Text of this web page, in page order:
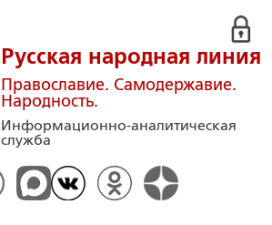
Русская народная линия
Православие. Самодержавие.
Народность.
Информационно-аналитическая
служба